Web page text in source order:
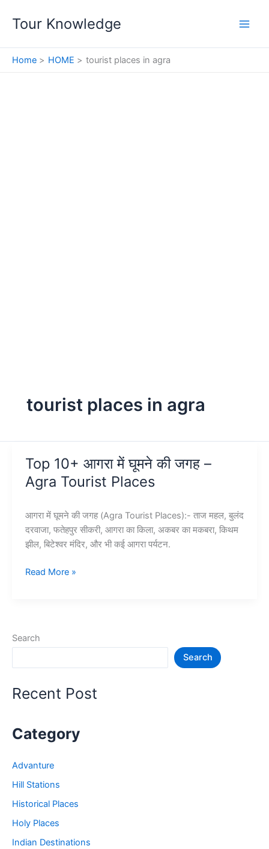
Tour Knowledge
Home HOME tourist places in agra
tourist places in agra
Top 10+ आगरा में घूमने की जगह –
Agra Tourist Places
आगरा में घूमने की जगह (Agra Tourist Places):- ताज महल, बुलंद
दरवाजा, फतेहपुर सीकरी, आगरा का किला, अकबर का मकबरा, किथम
झील, बिटेश्वर मंदिर, और भी कई आगरा पर्यटन.
Top
की
Tourist
Read More »
Search
Search
Recent Post
Category
Advanture
Hill Stations
Historical Places
Holy Places
Indian Destinations